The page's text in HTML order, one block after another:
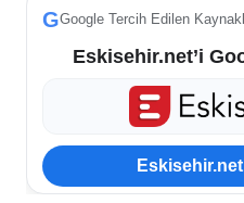
GGoogle Tercih Edilen
Eskisehir.net’i